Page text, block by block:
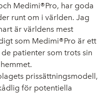
Medimi®Pro, har goda
runt om i världen. Jag
är världens mest
som Medimi®Pro är ett
patienter som trots sin
prissättningsmodell,
för potentiella